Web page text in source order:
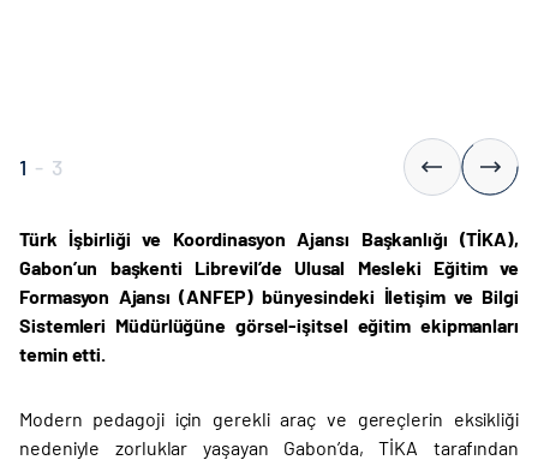
1 - 3
Türk İşbirliği ve Koordinasyon Ajansı Başkanlığı (TİKA),
Gabon’un başkenti Librevil’de Ulusal Mesleki Eğitim ve
Formasyon Ajansı (ANFEP) bünyesindeki İletişim ve Bilgi
Sistemleri Müdürlüğüne görsel-işitsel eğitim ekipmanları
temin etti.
Modern pedagoji için gerekli araç ve gereçlerin eksikliği
nedeniyle zorluklar yaşayan Gabon’da, TİKA tarafından